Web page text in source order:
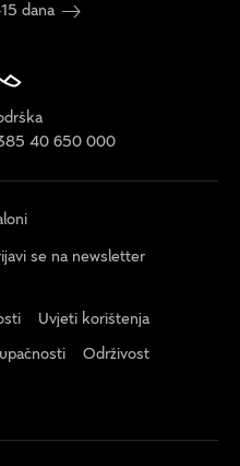
dana
40 650 000
se na newsletter
Uvjeti korištenja
Održivost